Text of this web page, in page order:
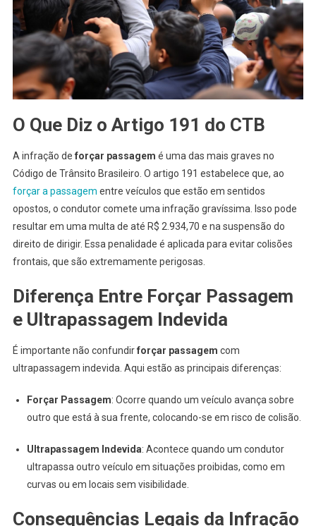
O Que Diz o Artigo 191 do CTB
A infração de forçar passagem é uma das mais graves no
Código de Trânsito Brasileiro. O artigo 191 estabelece que, ao
forçar a passagem entre veículos que estão em sentidos
opostos, o condutor comete uma infração gravíssima. Isso pode
resultar em uma multa de até R$ 2.934,70 e na suspensão do
direito de dirigir. Essa penalidade é aplicada para evitar colisões
frontais, que são extremamente perigosas.
Diferença Entre Forçar Passagem
e Ultrapassagem Indevida
É importante não confundirforçar passagem com
ultrapassagem indevida. Aqui estão as principais diferenças:
Forçar Passagem: Ocorre quando um veículo avança sobre
outro que está à sua frente, colocando-se em risco de colisão.
Ultrapassagem Indevida: Acontece quando um condutor
ultrapassa outro veículo em situações proibidas, como em
curvas ou em locais sem visibilidade.
Consequências Legais da Infração